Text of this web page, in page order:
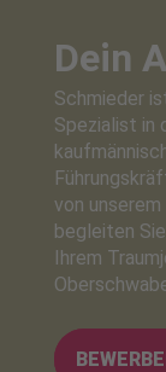
Dein
Schmieder
Spezialist in
von
begleiten
Ihrem